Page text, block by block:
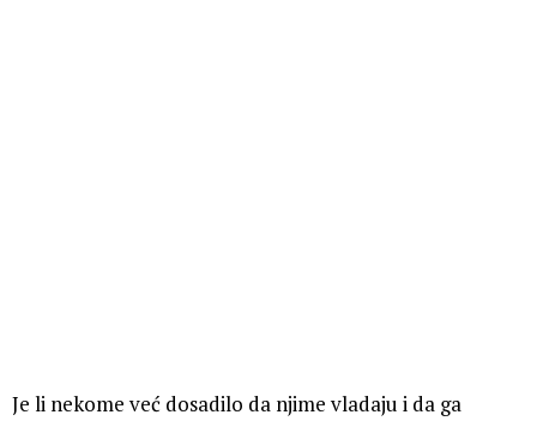
Je li nekome već dosadilo da njime vladaju i da ga